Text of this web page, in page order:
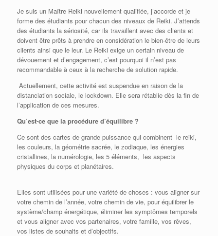
Je suis un Maître Reiki nouvellement qualifiée, j’accorde et je
forme des étudiants pour chacun des niveaux de Reiki. J’attends
des étudiants la sériosité, car ils travaillent avec des clients et
doivent être prêts à prendre en considération le bien-être de leurs
clients ainsi que le leur. Le Reiki exige un certain niveau de
dévouement et d’engagement, c’est pourquoi il n’est pas
recommandable à ceux à la recherche de solution rapide.
Actuellement, cette activité est suspendue en raison de la
distanciation sociale, le lockdown. Elle sera rétablie dès la fin de
l’application de ces mesures.
Qu’est-ce que la procédure d’équilibre ?
Ce sont des cartes de grande puissance qui combinent le reiki,
les couleurs, la géométrie sacrée, le zodiaque, les énergies
cristallines, la numérologie, les 5 éléments, les aspects
physiques du corps et planétaires.
Elles sont utilisées pour une variété de choses : vous aligner sur
votre chemin de l’année, votre chemin de vie, pour équilibrer le
système/champ énergétique, éliminer les symptômes temporels
et vous aligner avec vos partenaires, votre famille, vos rêves,
vos listes de souhaits et d’objectifs.